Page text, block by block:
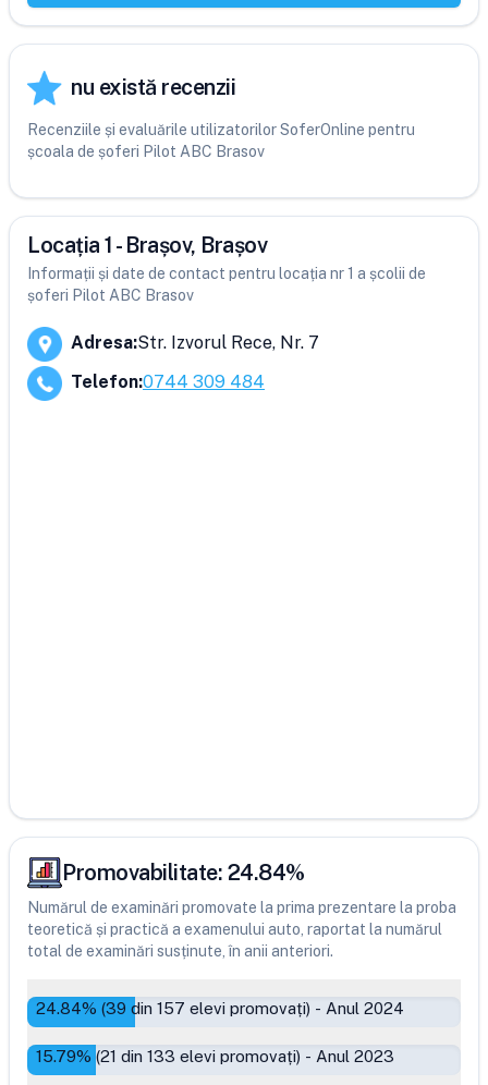
nu există recenzii
Recenziile și evaluările utilizatorilor SoferOnline pentru
școala de șoferi Pilot ABC Brasov
Locația 1 - Brașov, Brașov
Informații și date de contact pentru locația nr 1 a școlii de
șoferi Pilot ABC Brasov
Adresa:Str. Izvorul Rece, Nr. 7
Telefon:0744 309 484
Promovabilitate: 24.84%
Numărul de examinări promovate la prima prezentare la proba
teoretică și practică a examenului auto, raportat la numărul
total de examinări susținute, în anii anteriori.
24.84% (39 din 157 elevi promovați) - Anul 2024
15.79% (21 din 133 elevi promovați) - Anul 2023